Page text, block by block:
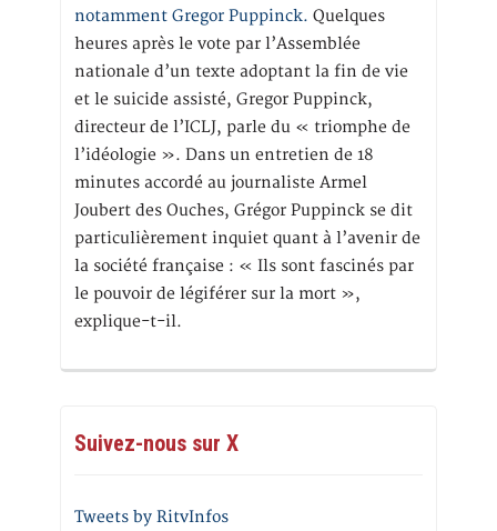
notamment Gregor Puppinck. Quelques
heures après le vote par l’Assemblée
nationale d’un texte adoptant la fin de vie
et le suicide assisté, Gregor Puppinck,
directeur de l’ICLJ, parle du « triomphe de
l’idéologie ». Dans un entretien de 18
minutes accordé au journaliste Armel
Joubert des Ouches, Grégor Puppinck se dit
particulièrement inquiet quant à l’avenir de
la société française : « Ils sont fascinés par
le pouvoir de légiférer sur la mort »,
explique-t-il.
Suivez-nous sur X
Tweets by RitvInfos